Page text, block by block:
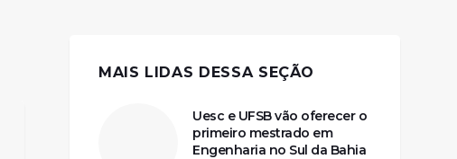
MAIS LIDAS DESSA SEÇÃO
Uesc e UFSB vão oferecer o
primeiro mestrado em
Engenharia no Sul da Bahia